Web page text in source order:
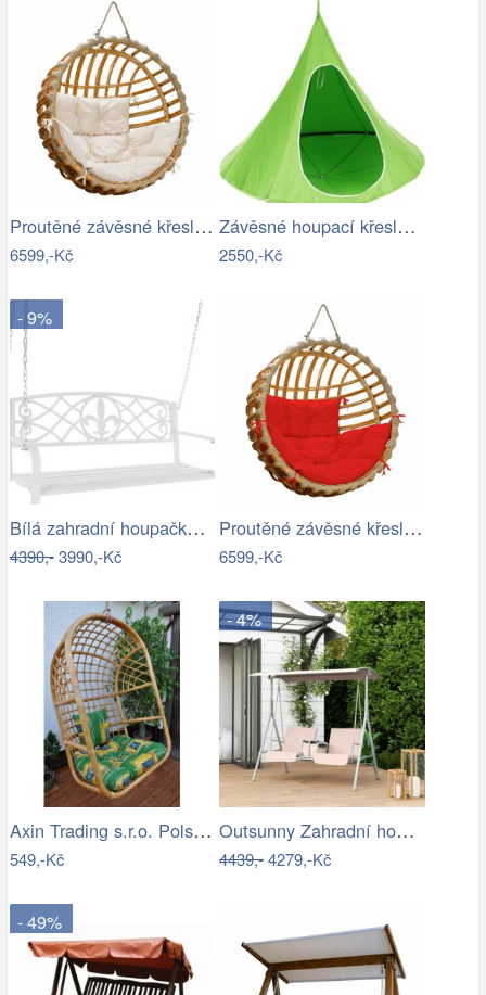
Proutěné závěsné křeslo Elis, přírodní…
6599,-Kč
Závěsné houpací křeslo Kids zelená
2550,-Kč
- 9%
Bílá zahradní houpačka Ameli
4390,-3990,-Kč
Proutěné závěsné křeslo Elis, přírodní…
6599,-Kč
Axin Trading s.r.o. Polstr na závěsnou…
549,-Kč
- 4%
Outsunny Zahradní houpačka, dvoumístná,…
4439,-4279,-Kč
- 49%